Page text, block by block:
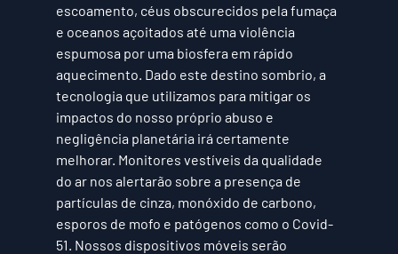
escoamento, céus obscurecidos pela fumaça
e oceanos açoitados até uma violência
espumosa por uma biosfera em rápido
aquecimento. Dado este destino sombrio, a
tecnologia que utilizamos para mitigar os
impactos do nosso próprio abuso e
negligência planetária irá certamente
melhorar. Monitores vestíveis da qualidade
do ar nos alertarão sobre a presença de
partículas de cinza, monóxido de carbono,
esporos de mofo e patógenos como o Covid-
51. Nossos dispositivos móveis serão